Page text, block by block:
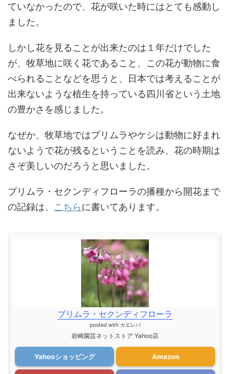
ていなかったので、花が咲いた時にはとても感動し
ました。
しかし花を見ることが出来たのは１年だけでした
が、牧草地に咲く花であること、この花が動物に食
べられることなどを思うと、日本では考えることが
出来ないような植生を持っている四川省という土地
の豊かさを感じました。
なぜか、牧草地ではプリムラやケシは動物に好まれ
ないようで花が残るということを読み、花の時期は
さぞ美しいのだろうと思いました。
プリムラ・セクンディフローラの播種から開花まで
の記録は、 こちらに書いてあります。
プリムラ・セクンディフローラ
posted with カエレバ
岩崎園芸ネットストア Yahoo店
Yahooショッピング Amazon